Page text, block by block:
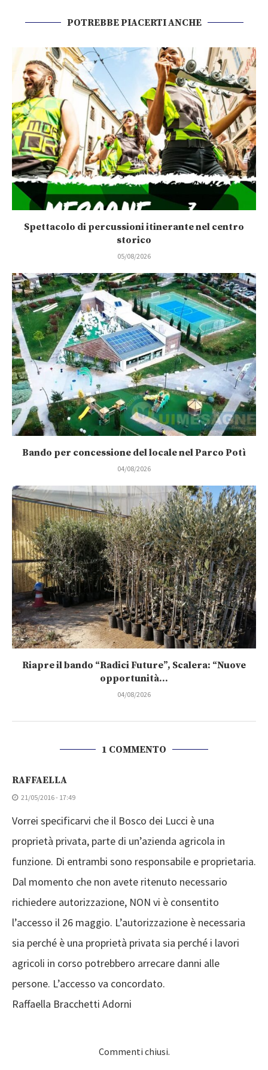
POTREBBE PIACERTI ANCHE
Spettacolo di percussioni itinerante nel centro
storico
05/08/2026
Bando per concessione del locale nel Parco Potì
04/08/2026
Riapre il bando “Radici Future”, Scalera: “Nuove
opportunità...
04/08/2026
1 COMMENTO
RAFFAELLA
21/05/2016 - 17:49
Vorrei specificarvi che il Bosco dei Lucci è una
proprietà privata, parte di un’azienda agricola in
funzione. Di entrambi sono responsabile e proprietaria.
Dal momento che non avete ritenuto necessario
richiedere autorizzazione, NON vi è consentito
l’accesso il 26 maggio. L’autorizzazione è necessaria
sia perché è una proprietà privata sia perché i lavori
agricoli in corso potrebbero arrecare danni alle
persone. L’accesso va concordato.
Raffaella Bracchetti Adorni
Commenti chiusi.